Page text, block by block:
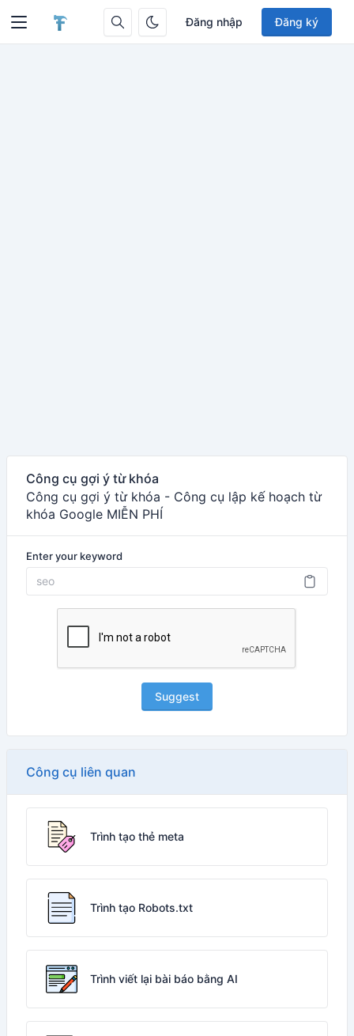
Đăng nhập Đăng ký
Công cụ gợi ý từ khóa
Công cụ gợi ý từ khóa - Công cụ lập kế hoạch từ
khóa Google MIỄN PHÍ
Enter your keyword
Suggest
Công cụ liên quan
Trình tạo thẻ meta
Trình tạo Robots.txt
Trình viết lại bài báo bằng AI